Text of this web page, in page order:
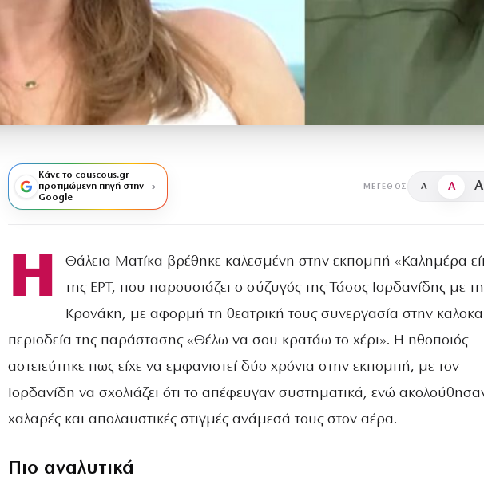
Κάνε το couscous.gr
προτιμώμενη πηγή στην
Google
ΜΈΓΕΘΟΣ A A A
Η
Θάλεια Ματίκα βρέθηκε καλεσμένη στην εκπομπή «Καλημέρα
της ΕΡΤ, που παρουσιάζει ο σύζυγός της Τάσος Ιορδανίδης με
Κρονάκη, με αφορμή τη θεατρική τους συνεργασία στην
περιοδεία της παράστασης «Θέλω να σου κρατάω το χέρι». Η ηθοποιός
αστειεύτηκε πως είχε να εμφανιστεί δύο χρόνια στην εκπομπή, με τον
Ιορδανίδη να σχολιάζει ότι το απέφευγαν συστηματικά, ενώ
χαλαρές και απολαυστικές στιγμές ανάμεσά τους στον αέρα.
Πιο αναλυτικά